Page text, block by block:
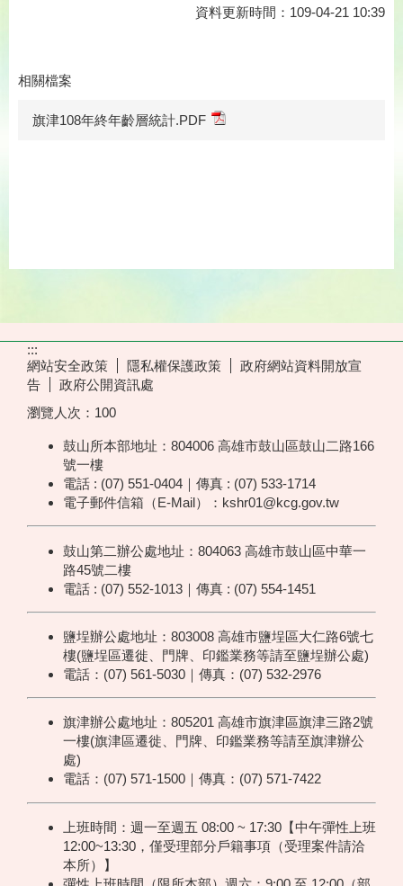
資料更新時間：109-04-21 10:39
相關檔案
旗津108年終年齡層統計.PDF
:::
網站安全政策
隱私權保護政策
政府網站資料開放宣
告
政府公開資訊處
瀏覽人次： 100
鼓山所本部地址：804006 高雄市鼓山區鼓山二路166
號一樓
電話 : (07) 551-0404｜傳真 : (07) 533-1714
電子郵件信箱（E-Mail）：kshr01@kcg.gov.tw
鼓山第二辦公處地址：804063 高雄市鼓山區中華一
路45號二樓
電話 : (07) 552-1013｜傳真 : (07) 554-1451
鹽埕辦公處地址：803008 高雄市鹽埕區大仁路6號七
樓(鹽埕區遷徙、門牌、印鑑業務等請至鹽埕辦公處)
電話：(07) 561-5030｜傳真：(07) 532-2976
旗津辦公處地址：805201 高雄市旗津區旗津三路2號
一樓(旗津區遷徙、門牌、印鑑業務等請至旗津辦公
處)
電話：(07) 571-1500｜傳真：(07) 571-7422
上班時間：週一至週五 08:00 ~ 17:30【中午彈性上班
12:00~13:30，僅受理部分戶籍事項（受理案件請洽
本所）】